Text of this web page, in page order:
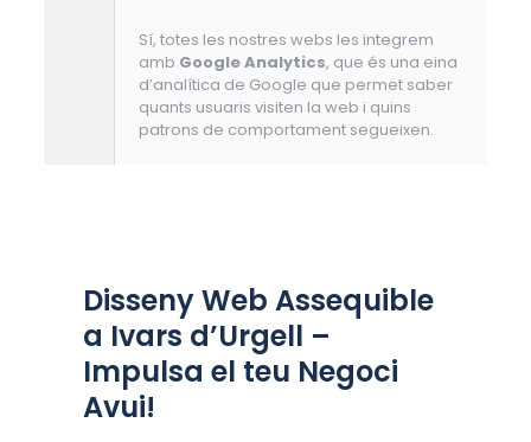
Sí, totes les nostres webs les integrem
amb Google Analytics, que és una eina
d’analítica de Google que permet saber
quants usuaris visiten la web i quins
patrons de comportament segueixen.
Disseny Web Assequible
a Ivars d’Urgell –
Impulsa el teu Negoci
Avui!